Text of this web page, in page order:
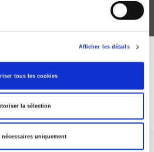
Afficher les détails
tous les cookies
la sélection
nécessaires uniquement
OUR JOURNALS
today